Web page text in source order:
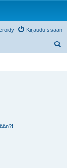
Kirjaudu sisään